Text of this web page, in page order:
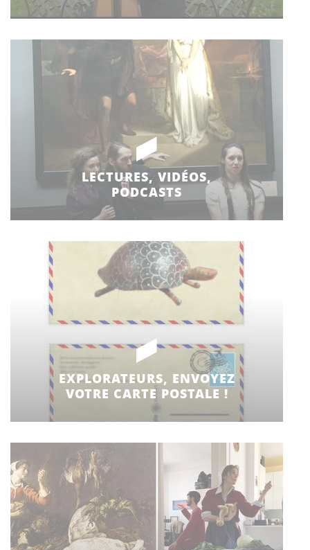
LECTURES, VIDÉOS,
PODCASTS
EXPLORATEURS, ENVOYEZ
VOTRE CARTE POSTALE !